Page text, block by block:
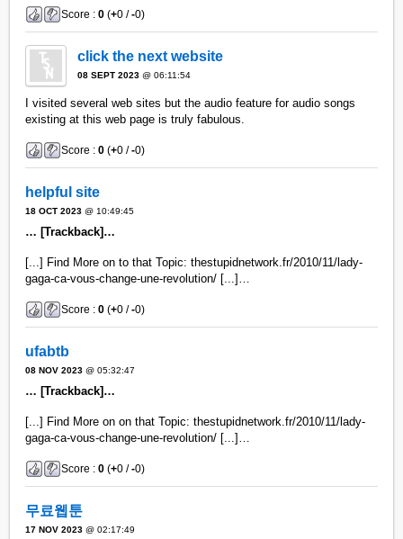
Score :0 (+0 /-0)
click the next website
08 SEPT 2023 @ 06:11:54
I visited several web sites but the audio feature for audio songs
existing at this web page is truly fabulous.
Score :0 (+0 /-0)
helpful site
18 OCT 2023 @ 10:49:45
… [Trackback]…
[...] Find More on to that Topic: thestupidnetwork.fr/2010/11/lady-
gaga-ca-vous-change-une-revolution/ [...]…
Score :0 (+0 /-0)
ufabtb
08 NOV 2023 @ 05:32:47
… [Trackback]…
[...] Find More on on that Topic: thestupidnetwork.fr/2010/11/lady-
gaga-ca-vous-change-une-revolution/ [...]…
Score :0 (+0 /-0)
무료웹툰
17 NOV 2023 @ 02:17:49